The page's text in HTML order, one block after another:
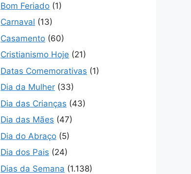
Bom Feriado (1)
Carnaval (13)
Casamento (60)
Cristianismo Hoje (21)
Datas Comemorativas (1)
Dia da Mulher (33)
Dia das Crianças (43)
Dia das Mães (47)
Dia do Abraço (5)
Dia dos Pais (24)
Dias da Semana (1.138)